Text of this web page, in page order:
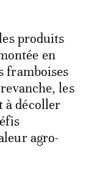
produits
en
framboises
les
à décoller
agro-